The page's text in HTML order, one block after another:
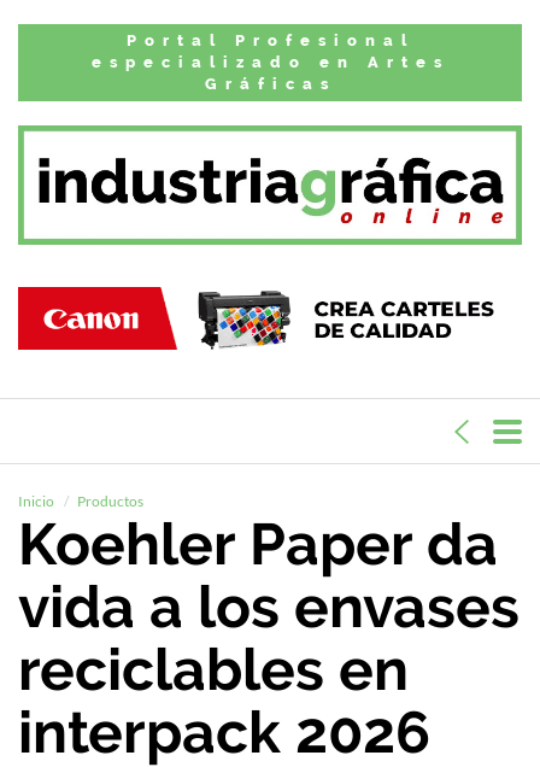
Portal Profesional
especializado en Artes
Gráficas
Inicio Productos
Koehler Paper da
vida a los envases
reciclables en
interpack 2026